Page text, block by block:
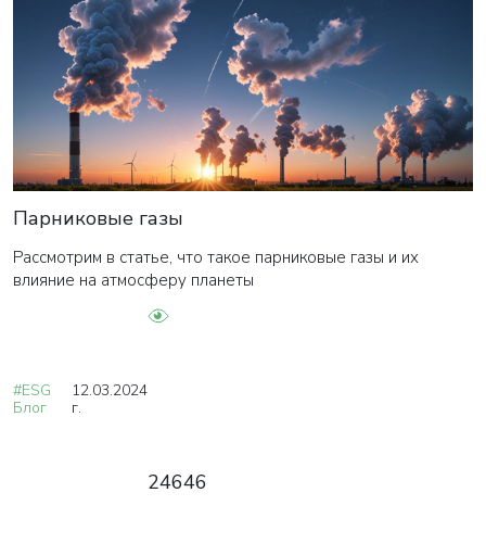
Парниковые газы
Рассмотрим в статье, что такое парниковые газы и их
влияние на атмосферу планеты
#ESG
Блог
12.03.2024
г.
24646